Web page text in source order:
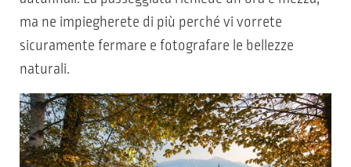
ma ne impiegherete di più perché vi vorrete
sicuramente fermare e fotografare le bellezze
naturali.